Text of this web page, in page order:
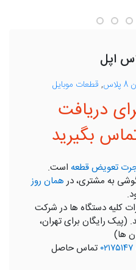
, قطعات موبایل
دریافت
بگیرید
تعویض قطعه است.
به مشتری، درهمان روز
کلیه دستگاه ها در شرکت
(پیک رایگان برای تهران،
ها)
۰۲۱۷۵۱۴۷ تماس حاصل